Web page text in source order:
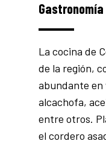
La cocina de
de la región,
abundante en
alcachofa,
entre otros.
el cordero